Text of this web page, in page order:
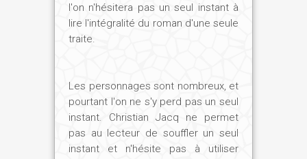
l'on n'hésitera pas un seul instant à
lire l'intégralité du roman d'une seule
traite.
Les personnages sont nombreux, et
pourtant l'on ne s'y perd pas un seul
instant. Christian Jacq ne permet
pas au lecteur de souffler un seul
instant et n'hésite pas à utiliser